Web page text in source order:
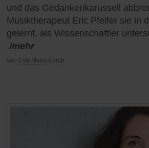
und das Gedankenkarussell
Musiktherapeut Eric Pfeifer sie in
gelernt, als Wissenschaftler
/mehr
von Eva-Maria Lerch